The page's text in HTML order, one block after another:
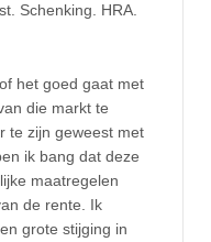
Schenking. HRA.
het goed gaat met
die markt te
te zijn geweest met
ik bang dat deze
maatregelen
de rente. Ik
grote stijging in